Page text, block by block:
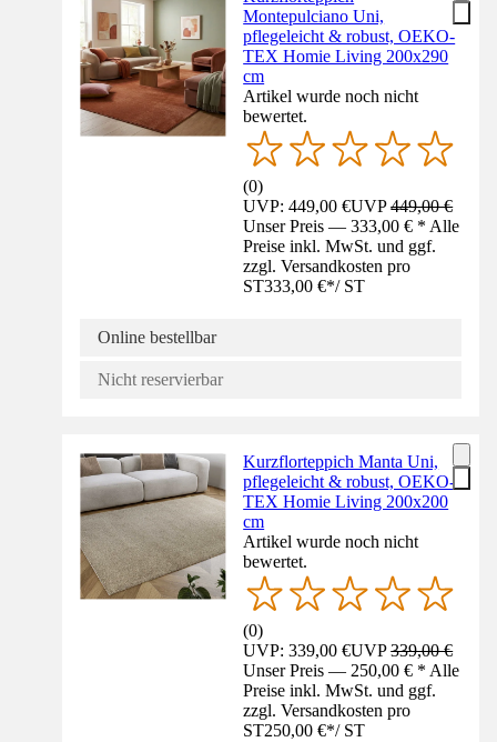
Montepulciano Uni,
pflegeleicht & robust, OEKO-
TEX Homie Living 200x290
cm
Artikel wurde noch nicht
bewertet.
(0)
UVP: 449,00 €UVP449,00 €
Unser Preis — 333,00 € * Alle
Preise inkl. MwSt. und ggf.
zzgl. Versandkosten pro
ST333,00 €*/ ST
Online bestellbar
Nicht reservierbar
Kurzflorteppich Manta Uni,
pflegeleicht & robust, OEKO-
TEX Homie Living 200x200
cm
Artikel wurde noch nicht
bewertet.
(0)
UVP: 339,00 €UVP339,00 €
Unser Preis — 250,00 € * Alle
Preise inkl. MwSt. und ggf.
zzgl. Versandkosten pro
ST250,00 €*/ ST